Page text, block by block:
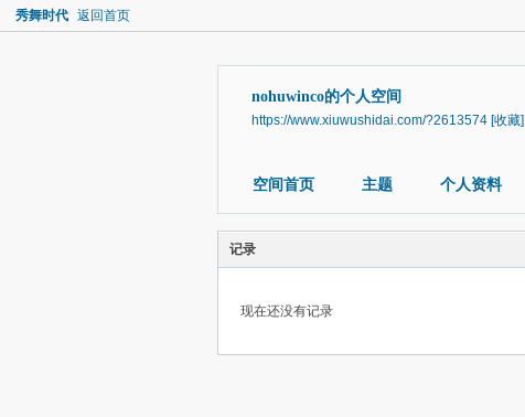
秀舞时代 返回首页
nohuwinco的个人空间
https://www.xiuwushidai.com/?2613574 [收藏]
空间首页 主题 个人资料
记录
现在还没有记录